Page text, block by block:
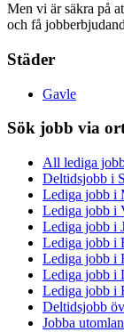
Men vi är säkra på
och få
Städer
Gavle
Sök jobb via
All lediga
Deltidsjobb i
Lediga jobb i
Lediga jobb i
Lediga jobb i
Lediga jobb i
Lediga jobb i
Lediga jobb i
Lediga jobb i
Deltidsjobb
Jobba